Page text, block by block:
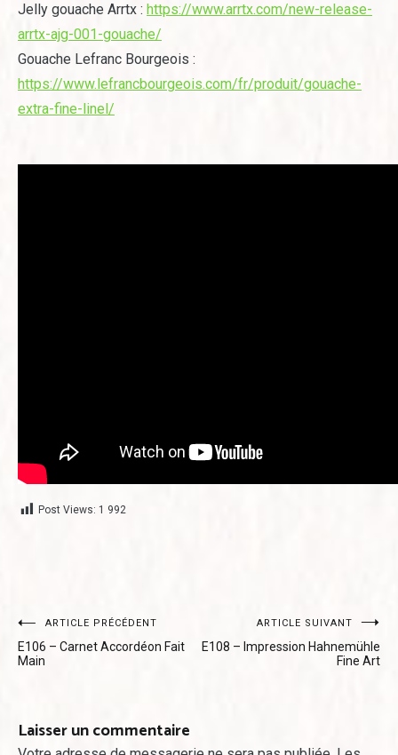
Jelly gouache Arrtx : https://www.arrtx.com/new-release-
arrtx-ajg-001-gouache/
Gouache Lefranc Bourgeois :
https://www.lefrancbourgeois.com/fr/produit/gouache-
extra-fine-linel/
Post Views: 1 992
Navigation
de
ARTICLE PRÉCÉDENT
E106 – Carnet Accordéon Fait
Main
ARTICLE SUIVANT
E108 – Impression Hahnemühle
Fine Art
Laisser un commentaire